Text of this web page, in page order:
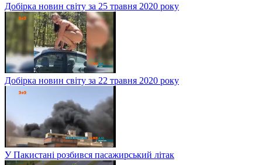
Добірка новин світу за 25 травня 2020 року
Добірка новин світу за 22 травня 2020 року
У Пакистані розбився пасажирський літак